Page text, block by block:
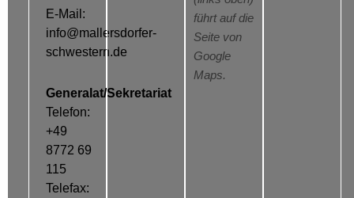
E-Mail:
info@mallersdorfer-
schwestern.de
Generalat/Sekretariat
Telefon:
+49
8772 69
115
Telefax:
führt auf die
Seite von
Google
Maps.